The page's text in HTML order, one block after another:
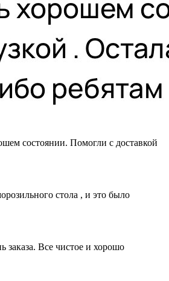
состоянии. Помогли с доставкой
стола , и это было
заказа. Все чистое и хорошо